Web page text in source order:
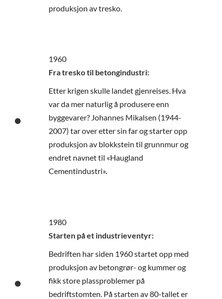
produksjon av tresko.
1960
Fra tresko til betongindustri:
Etter krigen skulle landet gjenreises. Hva
var da mer naturlig å produsere enn
byggevarer? Johannes Mikalsen (1944-
2007) tar over etter sin far og starter opp
produksjon av blokkstein til grunnmur og
endret navnet til «Haugland
Cementindustri».
1980
Starten på et industrieventyr:
Bedriften har siden 1960 startet opp med
produksjon av betongrør- og kummer og
fikk store plassproblemer på
bedriftstomten. På starten av 80-tallet er